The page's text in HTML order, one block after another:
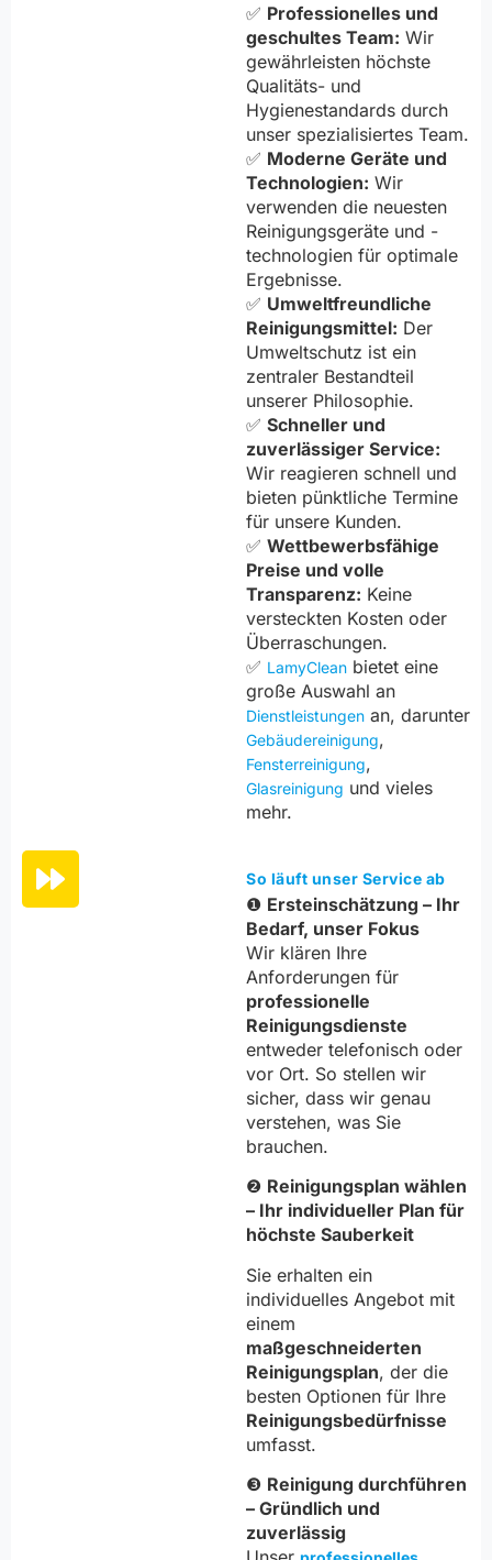
✅ Professionelles und
geschultes Team: Wir
gewährleisten höchste
Qualitäts- und
Hygienestandards durch
unser spezialisiertes Team.
✅ Moderne Geräte und
Technologien: Wir
verwenden die neuesten
Reinigungsgeräte und -
technologien für optimale
Ergebnisse.
✅ Umweltfreundliche
Reinigungsmittel: Der
Umweltschutz ist ein
zentraler Bestandteil
unserer Philosophie.
✅ Schneller und
zuverlässiger Service:
Wir reagieren schnell und
bieten pünktliche Termine
für unsere Kunden.
✅ Wettbewerbsfähige
Preise und volle
Transparenz: Keine
versteckten Kosten oder
Überraschungen.
✅ LamyClean bietet eine
große Auswahl an
Dienstleistungen an, darunter
Gebäudereinigung,
Fensterreinigung,
Glasreinigung und vieles
mehr.
So läuft unser Service ab
❶ Ersteinschätzung – Ihr
Bedarf, unser Fokus
Wir klären Ihre
Anforderungen für
professionelle
Reinigungsdienste
entweder telefonisch oder
vor Ort. So stellen wir
sicher, dass wir genau
verstehen, was Sie
brauchen.
❷ Reinigungsplan wählen
– Ihr individueller Plan für
höchste Sauberkeit
Sie erhalten ein
individuelles Angebot mit
einem
maßgeschneiderten
Reinigungsplan, der die
besten Optionen für Ihre
Reinigungsbedürfnisse
umfasst.
❸ Reinigung durchführen
– Gründlich und
zuverlässig